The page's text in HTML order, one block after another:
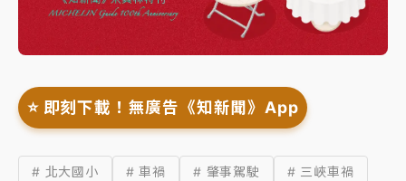
⭐️ 即刻下載！無廣告《知新聞》App
# 北大國小 # 車禍 # 肇事駕駛
# 三峽車禍